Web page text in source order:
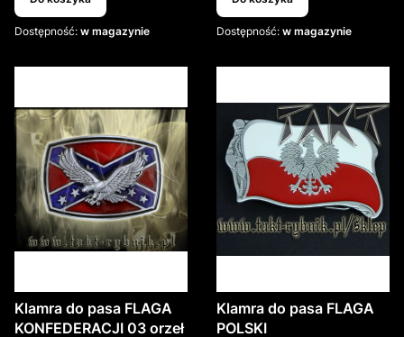
Dostępność: w magazynie Dostępność: w magazynie
Klamra do pasa FLAGA
KONFEDERACJI 03 orzeł
Klamra do pasa FLAGA
POLSKI